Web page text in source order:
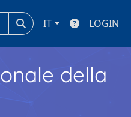
IT LOGIN
della